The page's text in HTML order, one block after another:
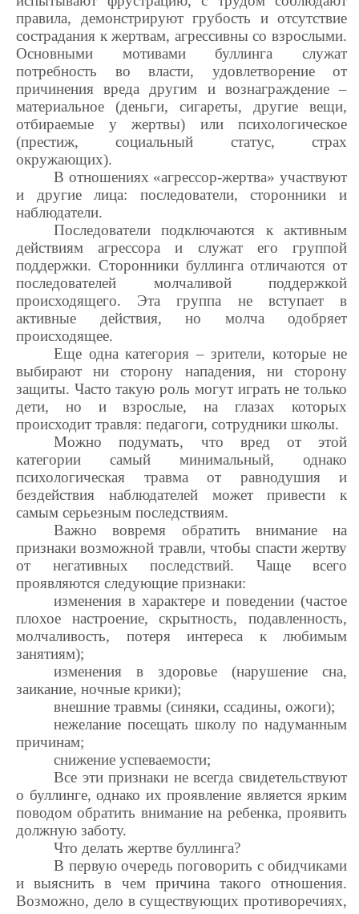
правила, демонстрируют грубость и отсутствие
сострадания к жертвам, агрессивны со взрослыми.
Основными мотивами буллинга служат
потребность во власти, удовлетворение от
причинения вреда другим и вознаграждение –
материальное (деньги, сигареты, другие вещи,
отбираемые у жертвы) или психологическое
(престиж, социальный статус, страх
окружающих).
В отношениях «агрессор-жертва» участвуют
и другие лица: последователи, сторонники и
наблюдатели.
Последователи подключаются к активным
действиям агрессора и служат его группой
поддержки. Сторонники буллинга отличаются от
последователей молчаливой поддержкой
происходящего. Эта группа не вступает в
активные действия, но молча одобряет
происходящее.
Еще одна категория – зрители, которые не
выбирают ни сторону нападения, ни сторону
защиты. Часто такую роль могут играть не только
дети, но и взрослые, на глазах которых
происходит травля: педагоги, сотрудники школы.
Можно подумать, что вред от этой
категории самый минимальный, однако
психологическая травма от равнодушия и
бездействия наблюдателей может привести к
самым серьезным последствиям.
Важно вовремя обратить внимание на
признаки возможной травли, чтобы спасти жертву
от негативных последствий. Чаще всего
проявляются следующие признаки:
изменения в характере и поведении (частое
плохое настроение, скрытность, подавленность,
молчаливость, потеря интереса к любимым
занятиям);
изменения в здоровье (нарушение сна,
заикание, ночные крики);
внешние травмы (синяки, ссадины, ожоги);
нежелание посещать школу по надуманным
причинам;
снижение успеваемости;
Все эти признаки не всегда свидетельствуют
о буллинге, однако их проявление является ярким
поводом обратить внимание на ребенка, проявить
должную заботу.
Что делать жертве буллинга?
В первую очередь поговорить с обидчиками
и выяснить в чем причина такого отношения.
Возможно, дело в существующих противоречиях,